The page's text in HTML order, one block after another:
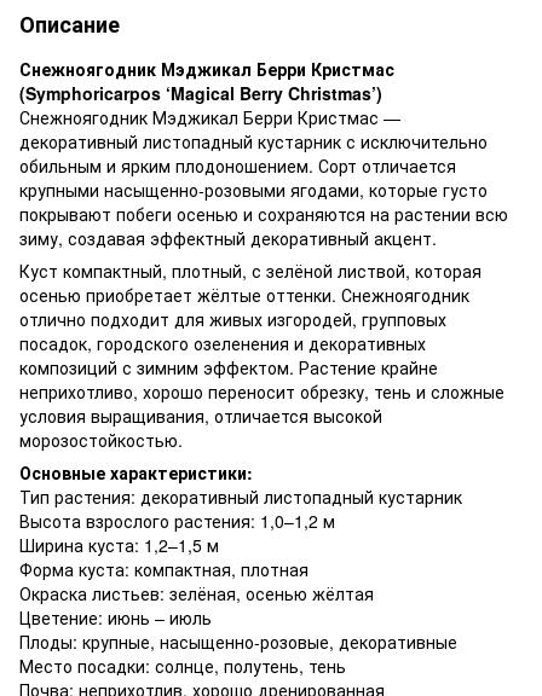
Описание
Снежноягодник Мэджикал Берри Кристмас
(Symphoricarpos ‘Magical Berry Christmas’)
Снежноягодник Мэджикал Берри Кристмас —
декоративный листопадный кустарник с исключительно
обильным и ярким плодоношением. Сорт отличается
крупными насыщенно-розовыми ягодами, которые густо
покрывают побеги осенью и сохраняются на растении всю
зиму, создавая эффектный декоративный акцент.
Куст компактный, плотный, с зелёной листвой, которая
осенью приобретает жёлтые оттенки. Снежноягодник
отлично подходит для живых изгородей, групповых
посадок, городского озеленения и декоративных
композиций с зимним эффектом. Растение крайне
неприхотливо, хорошо переносит обрезку, тень и сложные
условия выращивания, отличается высокой
морозостойкостью.
Основные характеристики:
Тип растения: декоративный листопадный кустарник
Высота взрослого растения: 1,0–1,2 м
Ширина куста: 1,2–1,5 м
Форма куста: компактная, плотная
Окраска листьев: зелёная, осенью жёлтая
Цветение: июнь – июль
Плоды: крупные, насыщенно-розовые, декоративные
Место посадки: солнце, полутень, тень
Почва: неприхотлив, хорошо дренированная